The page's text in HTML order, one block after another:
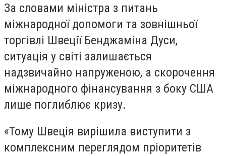
За словами міністра з питань
міжнародної допомоги та зовнішньої
торгівлі Швеції Бенджаміна Дуси,
ситуація у світі залишається
надзвичайно напруженою, а скорочення
міжнародного фінансування з боку США
лише поглиблює кризу.
«Тому Швеція вирішила виступити з
комплексним переглядом пріоритетів